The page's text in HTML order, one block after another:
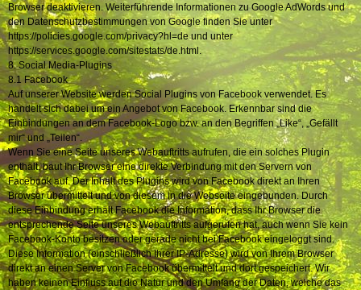
Browser deaktivieren. Weiterführende Informationen zu Google AdWords und
den Datenschutzbestimmungen von Google finden Sie unter
https://policies.google.com/privacy?hl=de und unter
https://services.google.com/sitestats/de.html.
8. Social Media-Plugins
8.1 Facebook
Auf unserer Website werden Social Plugins von Facebook verwendet. Es
handelt sich dabei um ein Angebot von Facebook. Erkennbar sind die
Einbindungen an dem Facebook-Logo bzw. an den Begriffen „Like“, „Gefällt
mir“ und „Teilen“.
Wenn Sie eine Seite unseres Webauftritts aufrufen, die ein solches Plugin
enthält, baut Ihr Browser eine direkte Verbindung mit den Servern von
Facebook auf. Der Inhalt des Plugins wird von Facebook direkt an Ihren
Browser übermittelt und von diesem in die Webseite eingebunden. Durch
diese Einbindung erhält Facebook die Information, dass Ihr Browser die
entsprechende Seite unseres Webauftritts aufgerufen hat, auch wenn Sie kein
Facebook-Konto besitzen oder gerade nicht bei Facebook eingeloggt sind.
Diese Information (einschließlich Ihrer IP-Adresse) wird von Ihrem Browser
direkt an einen Server von Facebook übermittelt und dort gespeichert. Wir
haben keinen Einfluss auf die Natur und den Umfang der Daten, welche das